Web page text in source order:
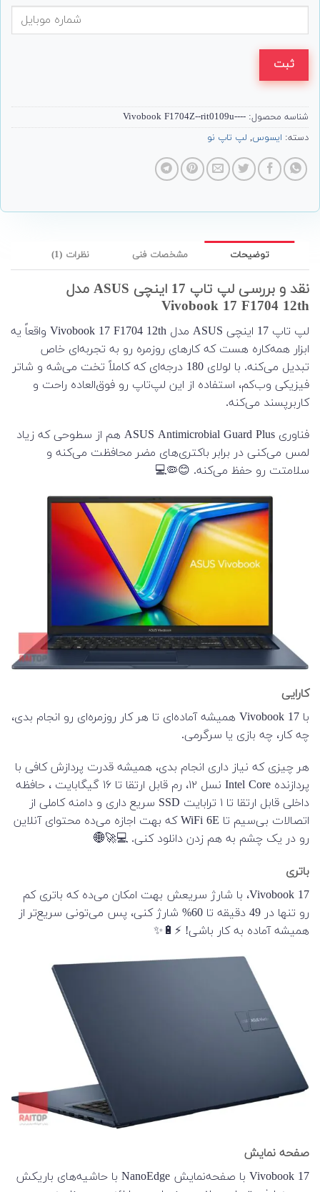
ثبت
شناسه محصول: ----Vivobook F1704Z--rit0109u
دسته: ایسوس, لپ تاپ نو
توضیحات مشخصات فنی نظرات (1)
نقد و بررسی لپ تاپ 17 اینچی ASUS مدل
Vivobook 17 F1704 12th
لپ تاپ 17 اینچی ASUS مدل Vivobook 17 F1704 12th واقعاً یه
ابزار همه‌کاره هست که کارهای روزمره‌ رو به تجربه‌ای خاص
تبدیل می‌کنه. با لولای 180 درجه‌ای که کاملاً تخت می‌شه و شاتر
فیزیکی وب‌کم، استفاده از این لپ‌تاپ رو فوق‌العاده راحت و
کاربرپسند می‌کنه.
فناوری ASUS Antimicrobial Guard Plus هم از سطوحی که زیاد
لمس می‌کنی در برابر باکتری‌های مضر محافظت می‌کنه و
سلامتت رو حفظ می‌کنه. 😊🦠💻
کارایی
با Vivobook 17 همیشه آماده‌ای تا هر کار روزمره‌ای رو انجام بدی،
چه کار، چه بازی یا سرگرمی.
هر چیزی که نیاز داری انجام بدی، همیشه قدرت پردازش کافی با
پردازنده Intel Core نسل ۱۲، رم قابل ارتقا تا ۱۶ گیگابایت ، حافظه
داخلی قابل ارتقا تا ۱ ترابایت SSD سریع داری و دامنه کاملی از
اتصالات بی‌سیم تا WiFi 6E که بهت اجازه می‌ده محتوای آنلاین
رو در یک چشم به هم زدن دانلود کنی. 💻🚀🌐
باتری
Vivobook 17، با شارژ سریعش بهت امکان می‌ده که باتری کم
رو تنها در 49 دقیقه تا 60% شارژ کنی، پس می‌تونی سریع‌تر از
همیشه آماده به کار باشی! ⚡🔋✨
صفحه نمایش
Vivobook 17 با صفحه‌نمایش NanoEdge با حاشیه‌های باریکش